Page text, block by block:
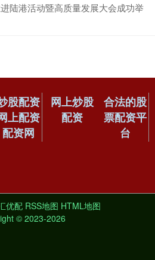
陆港活动暨高质量发展大会成功举
股配资
上配资
配资网
网上炒股
配资
合法的股
票配资平
台
优配 RSS地图 HTML地图
© 2023-2026